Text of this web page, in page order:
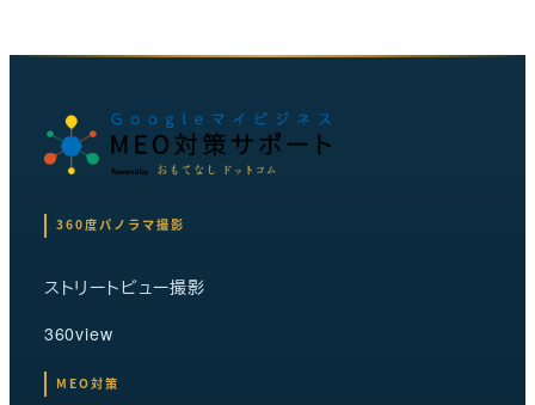
360度パノラマ撮影
ストリートビュー撮影
360view
MEO対策